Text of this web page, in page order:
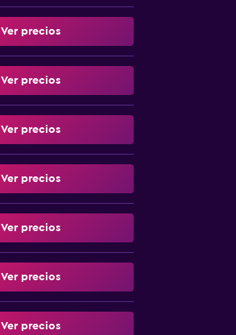
Ver precios
Ver precios
Ver precios
Ver precios
Ver precios
Ver precios
Ver precios